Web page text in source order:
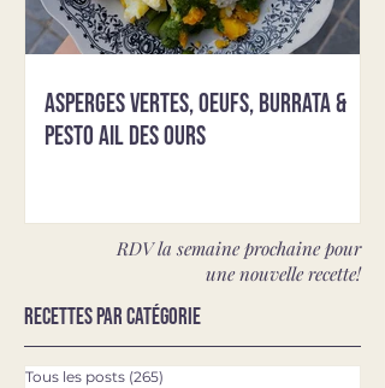
Asperges vertes, oeufs, burrata &
pesto ail des ours
RDV la semaine prochaine pour
une nouvelle recette!
Recettes par catégorie
Tous les posts (265)